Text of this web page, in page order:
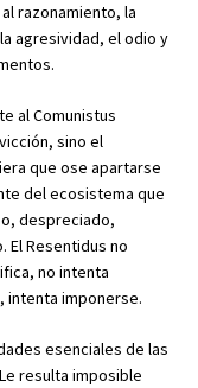
razonamiento, la
agresividad, el odio y
al Comunistus
sino el
que ose apartarse
del ecosistema que
despreciado,
Resentidus no
no intenta
intenta imponerse.
esenciales de las
resulta imposible